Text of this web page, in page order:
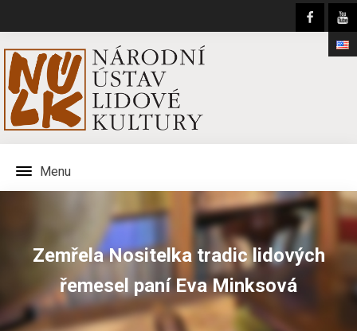
Menu
Zemřela Nositelka tradic lidových
řemesel paní Eva Minksová